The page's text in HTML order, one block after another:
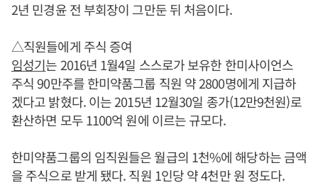
2년 민경윤 전 부회장이 그만둔 뒤 처음이다.
△직원들에게 주식 증여
임성기는 2016년 1월4일 스스로가 보유한 한미사이언스
주식 90만주를 한미약품그룹 직원 약 2800명에게 지급하
겠다고 밝혔다. 이는 2015년 12월30일 종가(12만9천원)로
환산하면 모두 1100억 원에 이르는 규모다.
한미약품그룹의 임직원들은 월급의 1천%에 해당하는 금액
을 주식으로 받게 됐다. 직원 1인당 약 4천만 원 정도다.